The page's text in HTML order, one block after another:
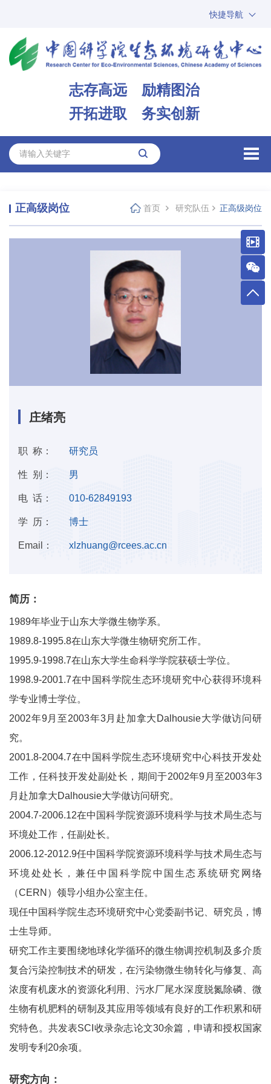
快捷导航
ARP
邮箱
志存高远 励精图治
开拓进取 务实创新
正高级岗位 首页 研究队伍 正高级岗位
庄绪亮
职 称： 研究员
性 别： 男
电 话： 010-62849193
学 历： 博士
Email： xlzhuang@rcees.ac.cn
简历：
1989年毕业于山东大学微生物学系。
1989.8-1995.8在山东大学微生物研究所工作。
1995.9-1998.7在山东大学生命科学学院获硕士学位。
1998.9-2001.7在中国科学院生态环境研究中心获得环境科
学专业博士学位。
2002年9月至2003年3月赴加拿大Dalhousie大学做访问研
究。
2001.8-2004.7在中国科学院生态环境研究中心科技开发处
工作，任科技开发处副处长，期间于2002年9月至2003年3
月赴加拿大Dalhousie大学做访问研究。
2004.7-2006.12在中国科学院资源环境科学与技术局生态与
环境处工作，任副处长。
2006.12-2012.9任中国科学院资源环境科学与技术局生态与
环境处处长，兼任中国科学院中国生态系统研究网络
（CERN）领导小组办公室主任。
现任中国科学院生态环境研究中心党委副书记、研究员，博
士生导师。
研究工作主要围绕地球化学循环的微生物调控机制及多介质
复合污染控制技术的研发，在污染物微生物转化与修复、高
浓度有机废水的资源化利用、污水厂尾水深度脱氮除磷、微
生物有机肥料的研制及其应用等领域有良好的工作积累和研
究特色。共发表SCI收录杂志论文30余篇，申请和授权国家
发明专利20余项。
研究方向：